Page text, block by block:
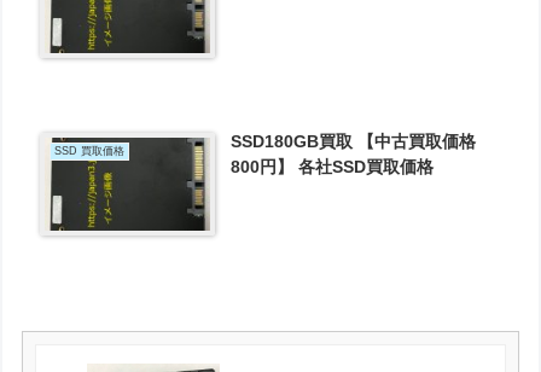
SSD 買取価格
SSD180GB買取 【中古買取価格
800円】 各社SSD買取価格